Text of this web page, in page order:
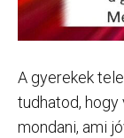
A gyerekek
tudhatod,
mondani, ami